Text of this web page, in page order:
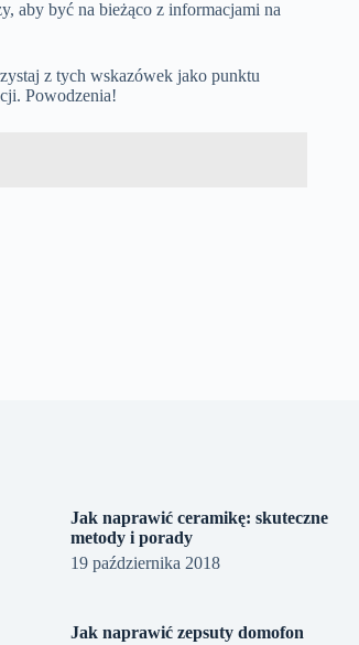
aby być na bieżąco z informacjami na
z tych wskazówek jako punktu
Powodzenia!
Jak naprawić ceramikę: skuteczne
metody i porady
19 października 2018
Jak naprawić zepsuty domofon